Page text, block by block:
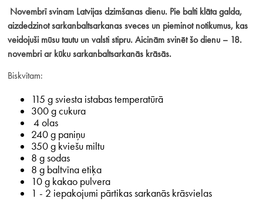
Novembrī svinam Latvijas dzimšanas dienu. Pie balti klāta galda,
aizdedzinot sarkanbaltsarkanas sveces un pieminot notikumus, kas
veidojuši mūsu tautu un valsti stipru. Aicinām svinēt šo dienu – 18.
novembri ar kūku sarkanbaltsarkanās krāsās.
Biskvītam:
115 g sviesta istabas temperatūrā
300 g cukura
4 olas
240 g paniņu
350 g kviešu miltu
8 g sodas
8 g baltvīna etiķa
10 g kakao pulvera
1 - 2 iepakojumi pārtikas sarkanās krāsvielas